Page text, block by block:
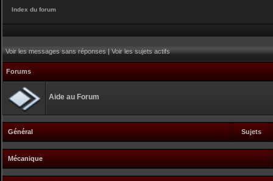
Index du forum
Voir les messages sans réponses|Voir les sujets actifs
Forums
Aide au Forum
Général Sujets
Mécanique